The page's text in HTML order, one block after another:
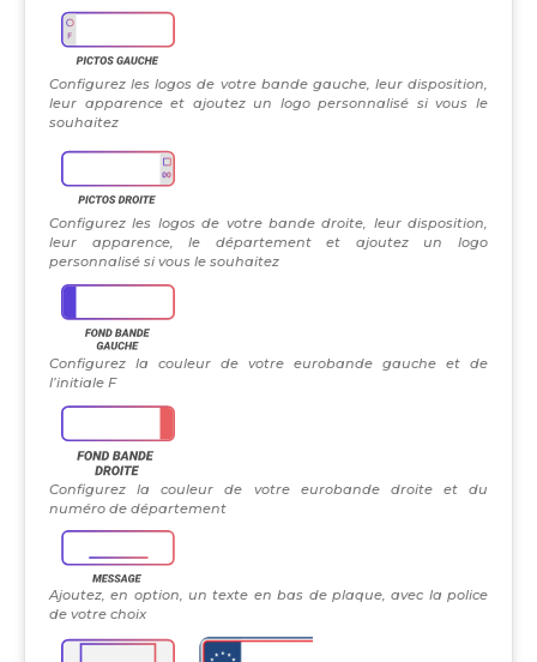
Configurez les logos de votre bande gauche, leur disposition,
leur apparence et ajoutez un logo personnalisé si vous le
souhaitez
Configurez les logos de votre bande droite, leur disposition,
leur apparence, le département et ajoutez un logo
personnalisé si vous le souhaitez
Configurez la couleur de votre eurobande gauche et de
l’initiale F
Configurez la couleur de votre eurobande droite et du
numéro de département
Ajoutez, en option, un texte en bas de plaque, avec la police
de votre choix